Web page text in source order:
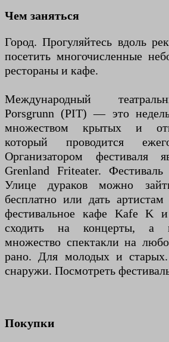
Чем заняться
Город. Прогуляйтесь вдоль
посетить многочисленные
рестораны и кафе.
Международный
Porsgrunn (PIT) — это
множеством крытых и
который проводится
Организатором фестиваля
Grenland Friteater. Фестиваль
Улице дураков можно
бесплатно или дать
фестивальное кафе Kafe K
сходить на концерты, а
множество спектакли на
рано. Для молодых и
снаружи. Посмотреть
Покупки